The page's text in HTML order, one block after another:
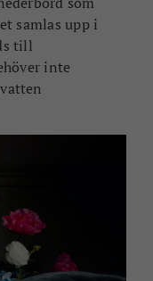
samlas upp i
till
inte